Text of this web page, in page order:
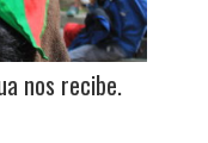
nos recibe.